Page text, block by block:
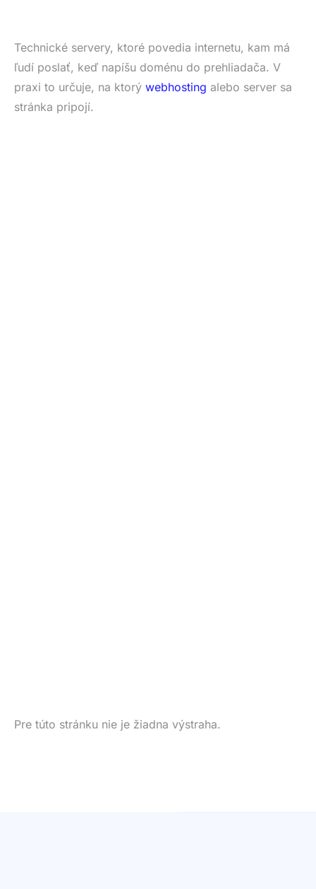
Technické servery, ktoré povedia internetu, kam má
ľudí poslať, keď napíšu doménu do prehliadača. V
praxi to určuje, na ktorý webhosting alebo server sa
stránka pripojí.
Pre túto stránku nie je žiadna výstraha.